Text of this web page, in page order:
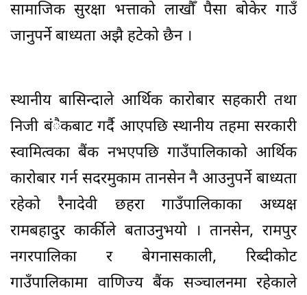
सामाजिक सुरक्षा भत्ताको लाखौँ पैसा बोकेर गाउँ
जानुपर्ने बाध्यता अझै हटेको छैन ।
स्थानीय बासिन्दाले आर्थिक कारोबार सहकारी तथा
निजी बंैकबाट गर्दै आएपछि स्थानीय तहमा सरकारी
स्वामित्वका बैंक नभएपछि गाउँपालिकाको आर्थिक
कारोबार गर्न सदरमुकाम तानसेन नै आउनुपर्ने बाध्यता
रहेको रैनादेवी छहरा गाउँपालिकाका अध्यक्ष
रामबहादुर कार्कीले बताउनुभयो । तानसेन, रामपुर
नगरपालिका र बेगनासकाली, रिब्दीकोट
गाउँपालिकामा वाणिज्य बैंक सञ्चालनमा रहेकाले